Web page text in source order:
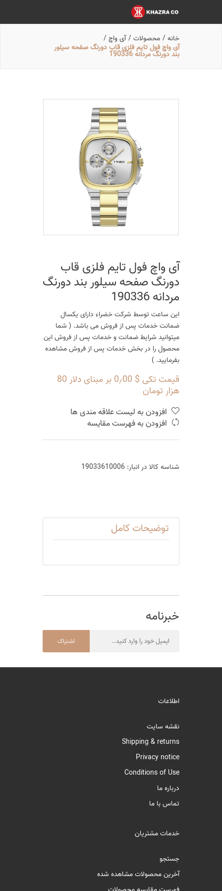
خانه/ محصولات/ آی واچ/
آی واچ فول تایم فلزی قاب دورنگ صفحه سیلور
بند دورنگ مردانه 190336
آی واچ فول تایم فلزی قاب
دورنگ صفحه سیلور بند دورنگ
مردانه 190336
این ساعت توسط شرکت خضراء دارای یکسال
ضمانت خدمات پس از فروش می باشد. ( شما
میتوانید شرایط ضمانت و خدمات پس از فروش این
محصول را در بخش خدمات پس از فروش مشاهده
بفرمایید. )
قیمت تکی $ 0٫00 بر مبنای دلار 80
هزار تومان
افزودن به لیست علاقه مندی ها
افزودن به فهرست مقایسه
شناسه کالا در انبار: 19033610006
توضیحات کامل
خبرنامه
اشتراک
اطلاعات
نقشه سایت
Shipping & returns
Privacy notice
Conditions of Use
درباره ما
تماس با ما
خدمات مشتریان
جستجو
آخرین محصولات مشاهده شده